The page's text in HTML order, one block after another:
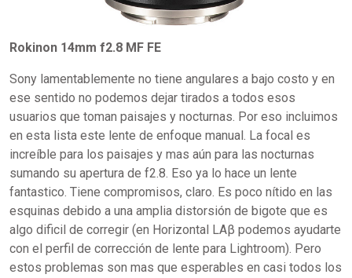
Rokinon 14mm f2.8 MF FE
Sony lamentablemente no tiene angulares a bajo costo y en
ese sentido no podemos dejar tirados a todos esos
usuarios que toman paisajes y nocturnas. Por eso incluimos
en esta lista este lente de enfoque manual. La focal es
increíble para los paisajes y mas aún para las nocturnas
sumando su apertura de f2.8. Eso ya lo hace un lente
fantastico. Tiene compromisos, claro. Es poco nítido en las
esquinas debido a una amplia distorsión de bigote que es
algo dificil de corregir (en Horizontal LAβ podemos ayudarte
con el perfil de corrección de lente para Lightroom). Pero
estos problemas son mas que esperables en casi todos los